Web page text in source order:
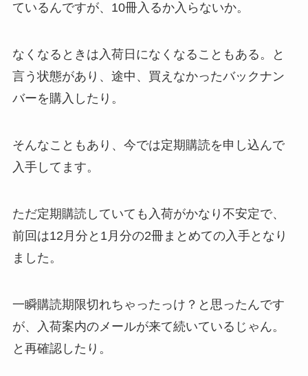
ているんですが、10冊入るか入らないか。
なくなるときは入荷日になくなることもある。と
言う状態があり、途中、買えなかったバックナン
バーを購入したり。
そんなこともあり、今では定期購読を申し込んで
入手してます。
ただ定期購読していても入荷がかなり不安定で、
前回は12月分と1月分の2冊まとめての入手となり
ました。
一瞬購読期限切れちゃったっけ？と思ったんです
が、入荷案内のメールが来て続いているじゃん。
と再確認したり。